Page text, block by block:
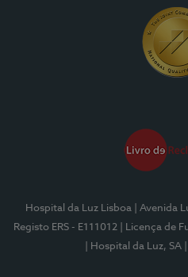
Hospital da Luz Lisboa | Avenida
Registo ERS - E111012
| Licença de
| Hospital da Luz, SA